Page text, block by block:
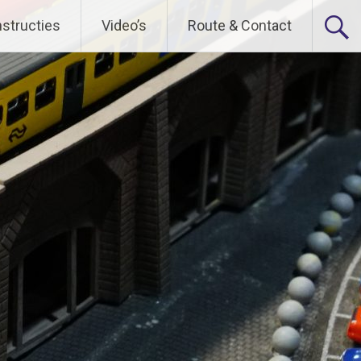
Video’s Route & Contact